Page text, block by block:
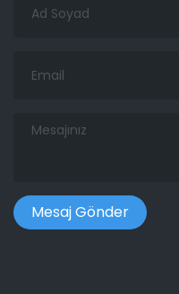
Soyad
Mesajınız